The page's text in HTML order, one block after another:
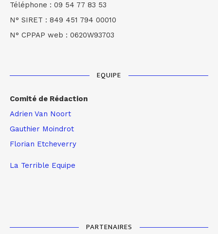
Téléphone : 09 54 77 83 53
N° SIRET : 849 451 794 00010
N° CPPAP web : 0620W93703
EQUIPE
Comité de Rédaction
Adrien Van Noort
Gauthier Moindrot
Florian Etcheverry
La Terrible Equipe
PARTENAIRES